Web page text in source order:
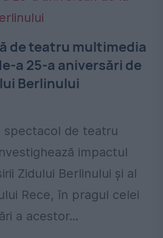
de teatru multimedia
a 25-a aniversări de
Berlinului
spectacol de teatru
impactul
Zidului Berlinului și al
Rece, în pragul celei
a acestor...